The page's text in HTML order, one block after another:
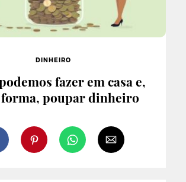
DINHEIRO
fazer em casa e,
forma, poupar dinheiro